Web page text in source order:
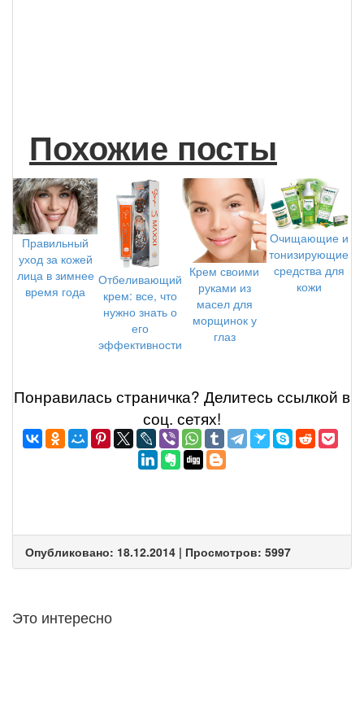
Похожие посты
Правильный
уход за кожей
лица в зимнее
время года
Отбеливающий
крем: все, что
нужно знать о
его
эффективности
Крем своими
руками из
масел для
морщинок у
глаз
Очищающие и
тонизирующие
средства для
кожи
Понравилась страничка? Делитеcь ссылкой в
соц. сетях!
Опубликовано: 18.12.2014 | Просмотров: 5997
Это интересно